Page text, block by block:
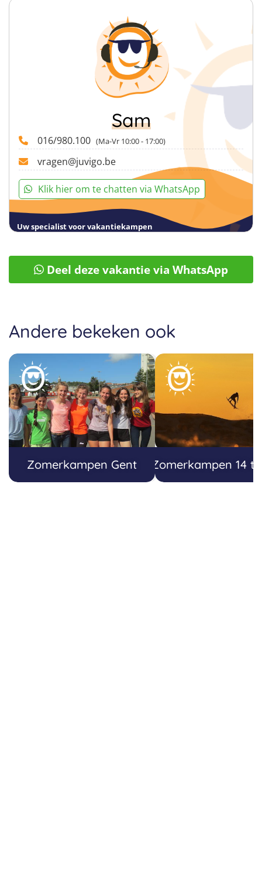
Sam
016/980.100 (Ma-Vr 10:00 - 17:00)
vragen@juvigo.be
Klik hier om te chatten via WhatsApp
Uw specialist voor vakantiekampen
kan je onder andere gebruiken voor terugbetaling van
nodige informatie bezorgen.
verwachten.
Deel deze vakantie via WhatsApp
Andere bekeken ook
Zomerkampen Gent Zomerkampen 14